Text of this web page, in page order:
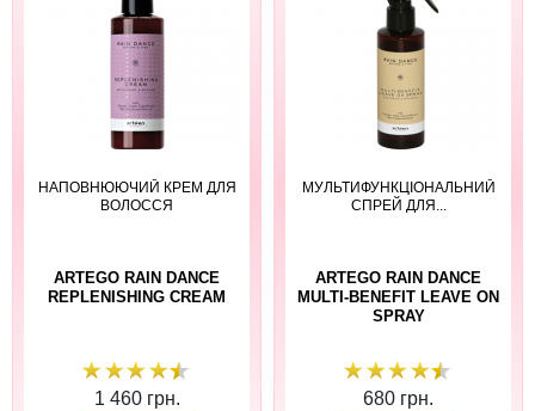
НАПОВНЮЮЧИЙ КРЕМ ДЛЯ
ВОЛОССЯ
ARTEGO RAIN DANCE
REPLENISHING CREAM
1 460 грн.
МУЛЬТИФУНКЦІОНАЛЬНИЙ
СПРЕЙ ДЛЯ...
ARTEGO RAIN DANCE
MULTI-BENEFIT LEAVE ON
SPRAY
680 грн.